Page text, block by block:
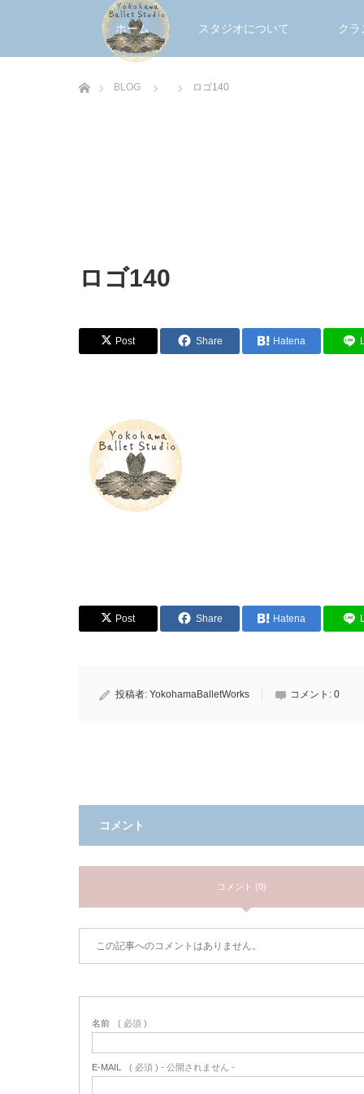
ホーム スタジオについて ク
BLOG ロゴ140
ロゴ140
Post Share Hatena
Post Share Hatena
投稿者: YokohamaBalletWorks コメント: 0
コメント
コメント (0)
この記事へのコメントはありません。
名前 ( 必須 )
E-MAIL ( 必須 ) - 公開されません -